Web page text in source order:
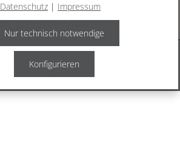
© 2026 The Garden Shop
Datenschutz | Impressum
Nur technisch notwendige
Konfigurieren